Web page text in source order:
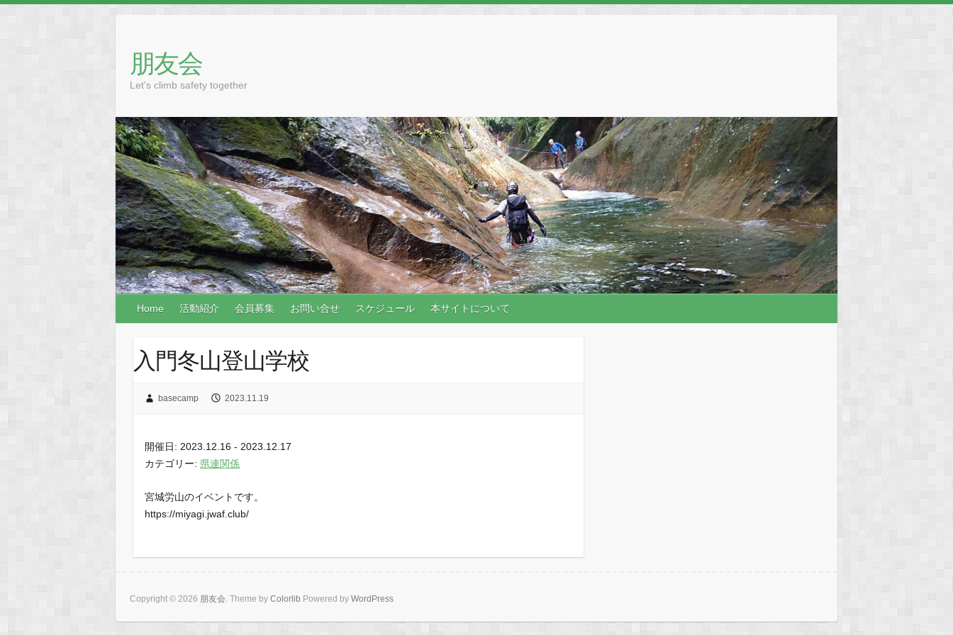
content
朋友会
Let's climb safety together
Home 活動紹介 会員募集 お問い合せ スケジュール 本サイトについて
入門冬山登山学校
basecamp 2023.11.19
開催日: 2023.12.16 - 2023.12.17
カテゴリー: 県連関係
宮城労山のイベントです。
https://miyagi.jwaf.club/
Copyright © 2026 朋友会. Theme by Colorlib Powered by WordPress